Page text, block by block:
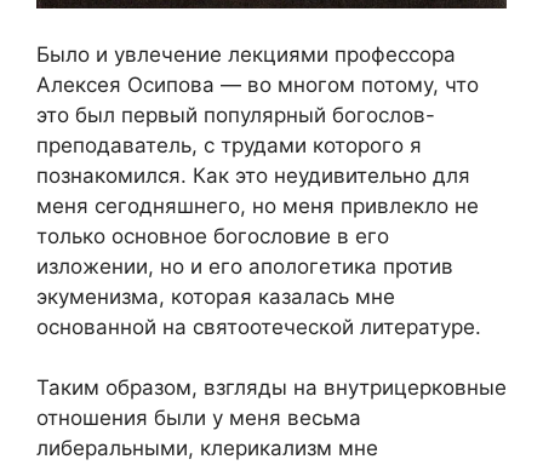
Было и увлечение лекциями профессора
Алексея Осипова — во многом потому, что
это был первый популярный богослов-
преподаватель, с трудами которого я
познакомился. Как это неудивительно для
меня сегодняшнего, но меня привлекло не
только основное богословие в его
изложении, но и его апологетика против
экуменизма, которая казалась мне
основанной на святоотеческой литературе.
Таким образом, взгляды на внутрицерковные
отношения были у меня весьма
либеральными, клерикализм мне